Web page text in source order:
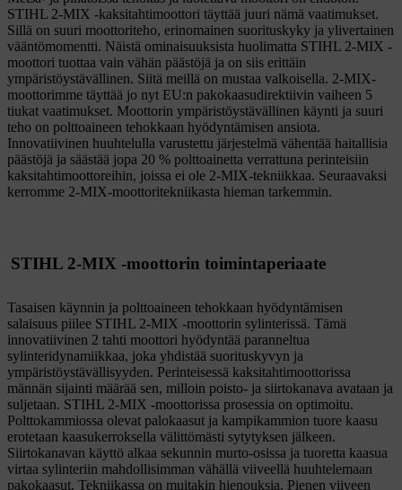
STIHL 2-MIX -kaksitahtimoottori täyttää juuri nämä vaatimukset.
Sillä on suuri moottoriteho, erinomainen suorituskyky ja ylivertainen
vääntömomentti. Näistä ominaisuuksista huolimatta STIHL 2-MIX -
moottori tuottaa vain vähän päästöjä ja on siis erittäin
ympäristöystävällinen. Siitä meillä on mustaa valkoisella. 2-MIX-
moottorimme täyttää jo nyt EU:n pakokaasudirektiivin vaiheen 5
tiukat vaatimukset. Moottorin ympäristöystävällinen käynti ja suuri
teho on polttoaineen tehokkaan hyödyntämisen ansiota.
Innovatiivinen huuhtelulla varustettu järjestelmä vähentää haitallisia
päästöjä ja säästää jopa 20 % polttoainetta verrattuna perinteisiin
kaksitahtimoottoreihin, joissa ei ole 2-MIX-tekniikkaa. Seuraavaksi
kerromme 2-MIX-moottoritekniikasta hieman tarkemmin.
STIHL 2-MIX -moottorin toimintaperiaate
Tasaisen käynnin ja polttoaineen tehokkaan hyödyntämisen
salaisuus piilee STIHL 2-MIX -moottorin sylinterissä. Tämä
innovatiivinen 2 tahti moottori hyödyntää paranneltua
sylinteridynamiikkaa, joka yhdistää suorituskyvyn ja
ympäristöystävällisyyden. Perinteisessä kaksitahtimoottorissa
männän sijainti määrää sen, milloin poisto- ja siirtokanava avataan ja
suljetaan. STIHL 2-MIX -moottorissa prosessia on optimoitu.
Polttokammiossa olevat palokaasut ja kampikammion tuore kaasu
erotetaan kaasukerroksella välittömästi sytytyksen jälkeen.
Siirtokanavan käyttö alkaa sekunnin murto-osissa ja tuoretta kaasua
virtaa sylinteriin mahdollisimman vähällä viiveellä huuhtelemaan
pakokaasut. Tekniikassa on muitakin hienouksia. Pienen viiveen